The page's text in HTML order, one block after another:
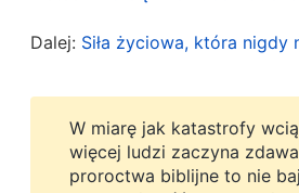
kościoła i on też
wypełnianie moich
wspólnocie kościoła z
Stanęłam przed Bogiem i
Dalej: Siła życiowa, która nigdy
W miarę jak katastrofy
więcej ludzi zaczyna
proroctwa biblijne to nie